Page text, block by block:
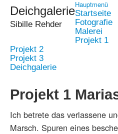
Deichgalerie
Sibille Rehder
Hauptmenü
Startseite
Fotografie
Malerei
Projekt 1
Projekt 2
Projekt 3
Deichgalerie
Projekt 1
Ich betrete das verlassene
Marsch. Spuren eines